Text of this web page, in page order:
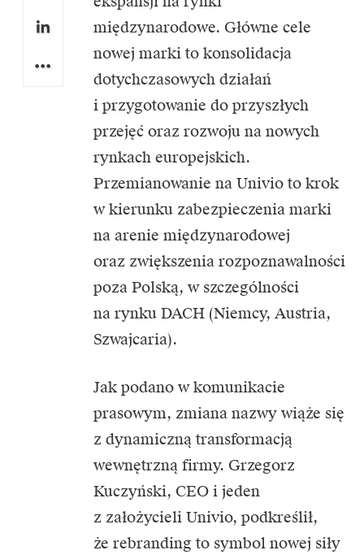
międzynarodowe. Główne cele
nowej marki to konsolidacja
dotychczasowych działań
i przygotowanie do przyszłych
przejęć oraz rozwoju na nowych
rynkach europejskich.
Przemianowanie na Univio to krok
w kierunku zabezpieczenia marki
na arenie międzynarodowej
oraz zwiększenia rozpoznawalności
poza Polską, w szczególności
na rynku DACH (Niemcy, Austria,
Szwajcaria).
Jak podano w komunikacie
prasowym, zmiana nazwy wiąże się
z dynamiczną transformacją
wewnętrzną firmy. Grzegorz
Kuczyński, CEO i jeden
z założycieli Univio, podkreślił,
że rebranding to symbol nowej siły